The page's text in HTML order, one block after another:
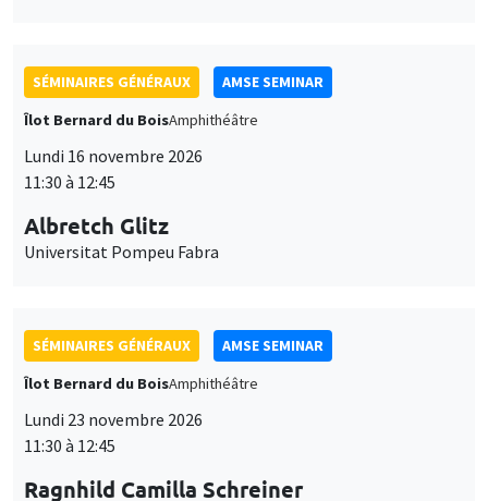
SÉMINAIRES GÉNÉRAUX
AMSE SEMINAR
Îlot Bernard du BoisAmphithéâtre
Lundi 16 novembre 2026
11:30 à 12:45
Albretch Glitz
Universitat Pompeu Fabra
SÉMINAIRES GÉNÉRAUX
AMSE SEMINAR
Îlot Bernard du BoisAmphithéâtre
Lundi 23 novembre 2026
11:30 à 12:45
Ragnhild Camilla Schreiner